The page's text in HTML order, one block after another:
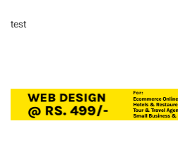
test